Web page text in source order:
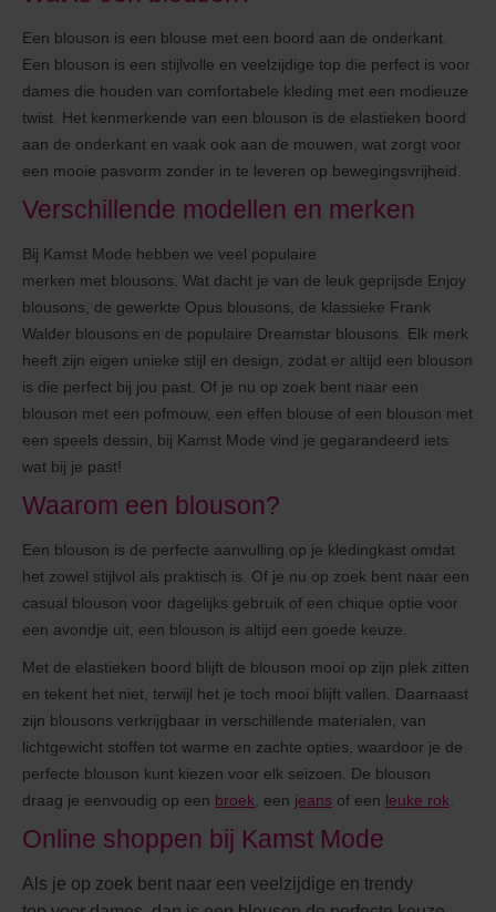
Een blouson is een blouse met een boord aan de onderkant.
Een blouson is een stijlvolle en veelzijdige top die perfect is voor
dames die houden van comfortabele kleding met een modieuze
twist. Het kenmerkende van een blouson is de elastieken boord
aan de onderkant en vaak ook aan de mouwen, wat zorgt voor
een mooie pasvorm zonder in te leveren op bewegingsvrijheid.
Verschillende modellen en merken
Bij Kamst Mode hebben we veel populaire
merken met blousons. Wat dacht je van de leuk geprijsde Enjoy
blousons, de gewerkte Opus blousons, de klassieke Frank
Walder blousons en de populaire Dreamstar blousons. Elk merk
heeft zijn eigen unieke stijl en design, zodat er altijd een blouson
is die perfect bij jou past. Of je nu op zoek bent naar een
blouson met een pofmouw, een effen blouse of een blouson met
een speels dessin, bij Kamst Mode vind je gegarandeerd iets
wat bij je past!
Waarom een blouson?
Een blouson is de perfecte aanvulling op je kledingkast omdat
het zowel stijlvol als praktisch is. Of je nu op zoek bent naar een
casual blouson voor dagelijks gebruik of een chique optie voor
een avondje uit, een blouson is altijd een goede keuze.
Met de elastieken boord blijft de blouson mooi op zijn plek zitten
en tekent het niet, terwijl het je toch mooi blijft vallen. Daarnaast
zijn blousons verkrijgbaar in verschillende materialen, van
lichtgewicht stoffen tot warme en zachte opties, waardoor je de
perfecte blouson kunt kiezen voor elk seizoen. De blouson
draag je eenvoudig op een broek , een jeans of een leuke rok
Online shoppen bij Kamst Mode
Als je op zoek bent naar een veelzijdige en trendy